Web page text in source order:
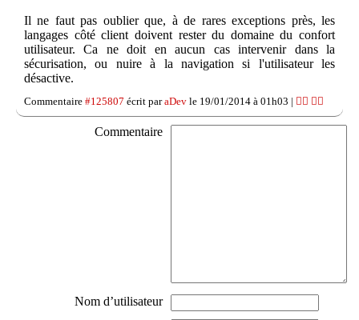
Il ne faut pas oublier que, à de rares exceptions près, les
langages côté client doivent rester du domaine du confort
utilisateur. Ca ne doit en aucun cas intervenir dans la
sécurisation, ou nuire à la navigation si l'utilisateur les
désactive.
Commentaire #125807 écrit paraDev le 19/01/2014 à 01h03 | 👍🏽 👎🏽
Commentaire
Nom d’utilisateur